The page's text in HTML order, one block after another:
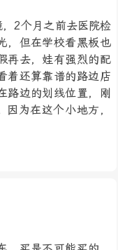
2个月之前去医院检
，但在学校看黑板也
再去，娃有强烈的配
着还算靠谱的路边店
路边的划线位置，刚
为在这个小地方，